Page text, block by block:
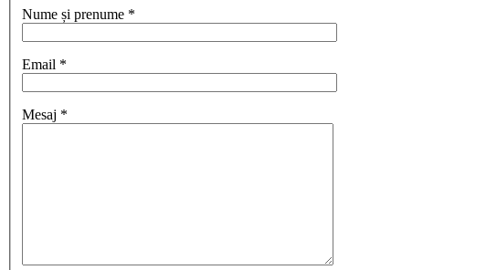
Nume și prenume *
Email *
Mesaj *